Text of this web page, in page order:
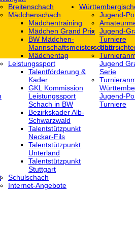
Breitenschach
Mädchenschach
Mädchentraining
Mädchen Grand Prix
BW Mädchen-
Mannschaftsmeisterschaft
Mädchentag
Leistungssport
Talentförderung &
Kader
GKL Kommission
Leistungssport
Schach in BW
Bezirkskader Alb-
Schwarzwald
Talentstützpunkt
Neckar-Fils
Talentstützpunkt
Unterland
Talentstützpunkt
Stuttgart
Schulschach
Internet-Angebote
Jugend-
Jugend-
Turniere
Jugend
Serie
Jugend-
Turniere